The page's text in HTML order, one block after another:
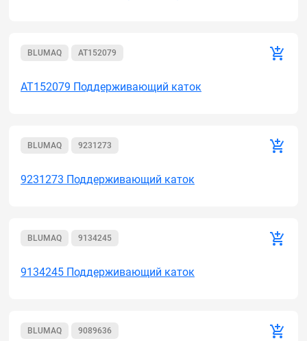
BLUMAQ AT152079
AT152079 Поддерживающий каток
BLUMAQ 9231273
9231273 Поддерживающий каток
BLUMAQ 9134245
9134245 Поддерживающий каток
BLUMAQ 9089636